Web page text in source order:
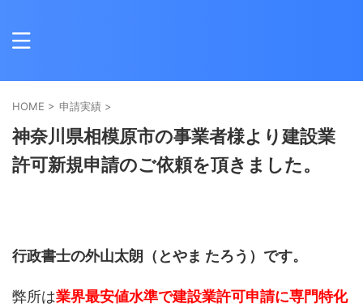
HOME > 申請実績 >
神奈川県相模原市の事業者様より建設業
許可新規申請のご依頼を頂きました。
行政書士の外山太朗（とやま たろう）です。
弊所は業界最安値水準で建設業許可申請に専門特化